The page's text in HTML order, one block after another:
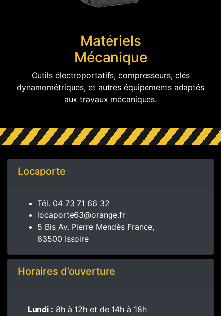
Matériels
Mécanique
Outils électroportatifs, compresseurs, clés
dynamométriques, et autres équipements adaptés
aux travaux mécaniques.
Locaporte
Tél. 04 73 71 66 32
locaporte63@orange.fr
5 Bis Av. Pierre Mendès France,
63500 Issoire
Horaires d’ouverture
Lundi : 8h à 12h et de 14h à 18h